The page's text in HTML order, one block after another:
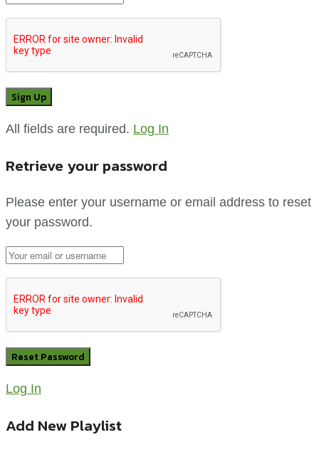
All fields are required. Log In
Retrieve your password
Please enter your username or email address to reset
your password.
Log In
Add New Playlist